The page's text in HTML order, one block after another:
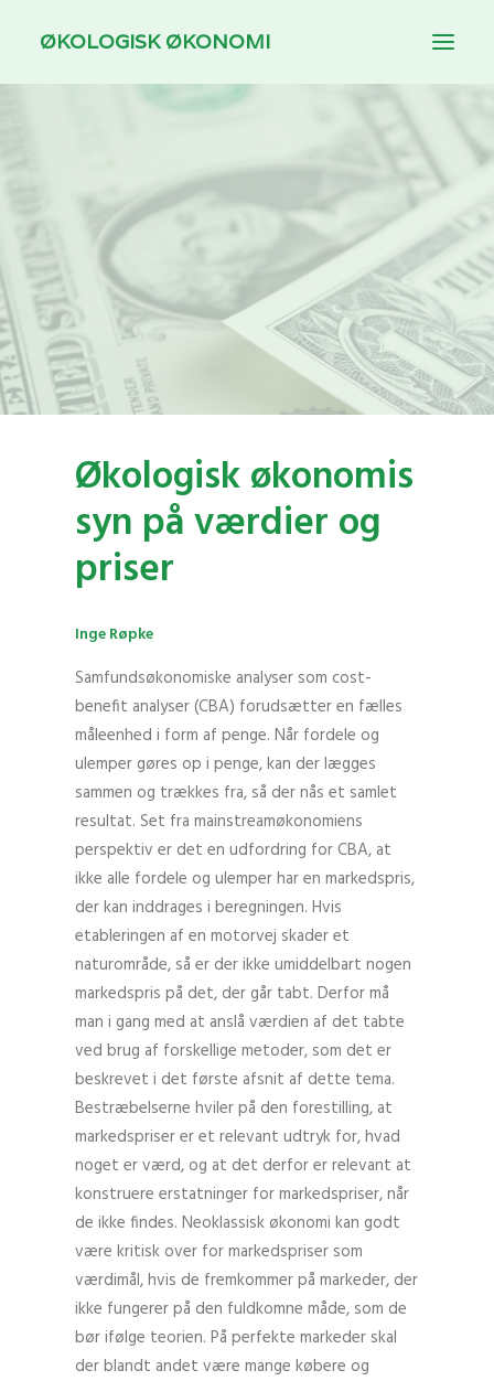
ØKOLOGISK ØKONOMI
TIL UNDERVISERE
ENGLISH
Økologisk økonomis
syn på værdier og
priser
Inge Røpke
Samfundsøkonomiske analyser som cost-
benefit analyser (CBA) forudsætter en fælles
måleenhed i form af penge. Når fordele og
ulemper gøres op i penge, kan der lægges
sammen og trækkes fra, så der nås et samlet
resultat. Set fra mainstreamøkonomiens
perspektiv er det en udfordring for CBA, at
ikke alle fordele og ulemper har en markedspris,
der kan inddrages i beregningen. Hvis
etableringen af en motorvej skader et
naturområde, så er der ikke umiddelbart nogen
markedspris på det, der går tabt. Derfor må
man i gang med at anslå værdien af det tabte
ved brug af forskellige metoder, som det er
beskrevet i det første afsnit af dette tema.
Bestræbelserne hviler på den forestilling, at
markedspriser er et relevant udtryk for, hvad
noget er værd, og at det derfor er relevant at
konstruere erstatninger for markedspriser, når
de ikke findes. Neoklassisk økonomi kan godt
være kritisk over for markedspriser som
værdimål, hvis de fremkommer på markeder, der
ikke fungerer på den fuldkomne måde, som de
bør ifølge teorien. På perfekte markeder skal
der blandt andet være mange købere og